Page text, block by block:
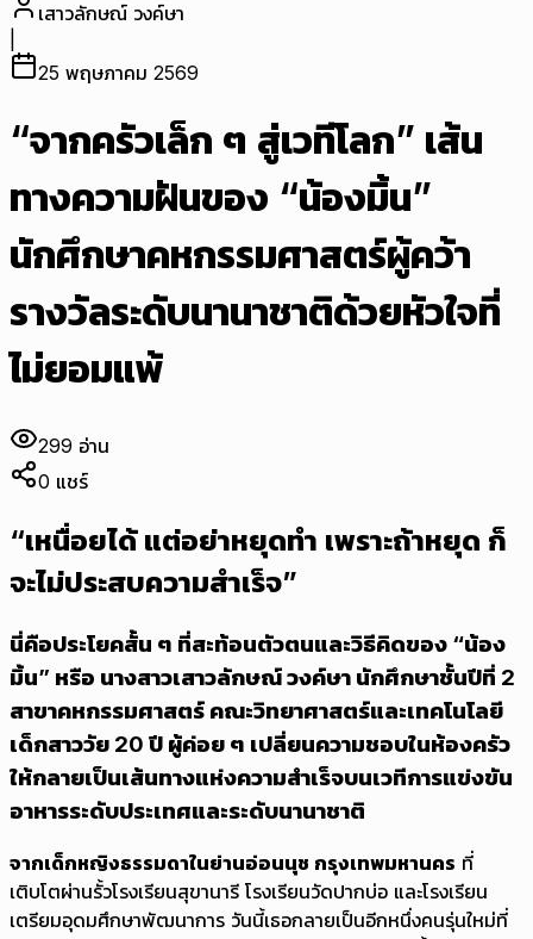
เสาวลักษณ์ วงค์ษา
25 พฤษภาคม 2569
“จากครัวเล็ก ๆ สู่เวทีโลก” เส้น
ทางความฝันของ “น้องมิ้น”
นักศึกษาคหกรรมศาสตร์ผู้คว้า
รางวัลระดับนานาชาติด้วยหัวใจที่
ไม่ยอมแพ้
299 อ่าน
0 แชร์
“เหนื่อยได้ แต่อย่าหยุดทำ เพราะถ้าหยุด ก็
จะไม่ประสบความสำเร็จ”
นี่คือประโยคสั้น ๆ ที่สะท้อนตัวตนและวิธีคิดของ “น้อง
มิ้น” หรือ นางสาวเสาวลักษณ์ วงค์ษา นักศึกษาชั้นปีที่ 2
สาขาคหกรรมศาสตร์ คณะวิทยาศาสตร์และเทคโนโลยี
เด็กสาววัย 20 ปี ผู้ค่อย ๆ เปลี่ยนความชอบในห้องครัว
ให้กลายเป็นเส้นทางแห่งความสำเร็จบนเวทีการแข่งขัน
อาหารระดับประเทศและระดับนานาชาติ
จากเด็กหญิงธรรมดาในย่านอ่อนนุช กรุงเทพมหานคร ที่
เติบโตผ่านรั้วโรงเรียนสุขานารี โรงเรียนวัดปากบ่อ และโรงเรียน
เตรียมอุดมศึกษาพัฒนาการ วันนี้เธอกลายเป็นอีกหนึ่งคนรุ่นใหม่ที่